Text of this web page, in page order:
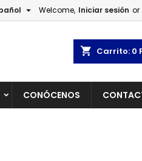
Welcome, Iniciar sesión or

shopping_cart Carrito: 0
CONÓCENOS